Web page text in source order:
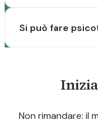
Si può fare
Non rimandare: il